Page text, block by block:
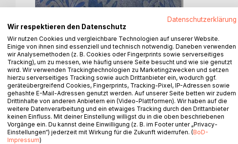
erhältlich
BESCHREIBUNG
Ludger Stühlmeyer (Dr. Phil.), geboren am 3. Oktober
Musik, Gesang und Komposition sowie
tätig, seine Kompositionen werden international
Beiträge von Freunden und Weggenossen sein Leben
AUTOR/IN
Datenschutzerklärung
Wir respektieren den Datenschutz
Wir nutzen Cookies und vergleichbare Technologien auf unserer Website.
Einige von ihnen sind essenziell und technisch notwendig. Daneben verwenden
wir Analysemethoden (z. B. Cookies oder Fingerprints sowie serverseitiges
Tracking), um zu messen, wie häufig unsere Seite besucht und wie sie genutzt
wird. Wir verwenden Trackingtechnologien zu Marketingzwecken und setzen
hierzu serverseitiges Tracking sowie auch Drittanbieter ein, wodurch ggf.
geräteübergreifend Cookies, Fingerprints, Tracking-Pixel, IP-Adressen sowie
gehashte E-Mail-Adressen genutzt werden. Auf unserer Seite betten wir zudem
Drittinhalte von anderen Anbietern ein (Video-Plattformen). Wir haben auf die
weitere Datenverarbeitung und ein etwaiges Tracking durch den Drittanbieter
keinen Einfluss. Mit deiner Einstellung willigst du in die oben beschriebenen
Vorgänge ein. Du kannst deine Einwilligung (z. B. im Footer unter „Privacy-
Einstellungen“) jederzeit mit Wirkung für die Zukunft widerrufen. (BoD-
Impressum)